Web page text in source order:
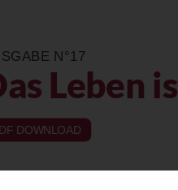
N°17
Leben
DOWNLOAD